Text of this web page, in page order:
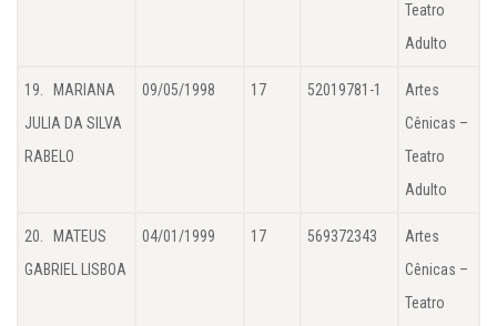
Teatro
Adulto
19. MARIANA
JULIA DA SILVA
RABELO
09/05/1998 17 52019781-1
Artes
Cênicas –
Teatro
Adulto
20. MATEUS
GABRIEL LISBOA
04/01/1999 17 569372343
Artes
Cênicas –
Teatro